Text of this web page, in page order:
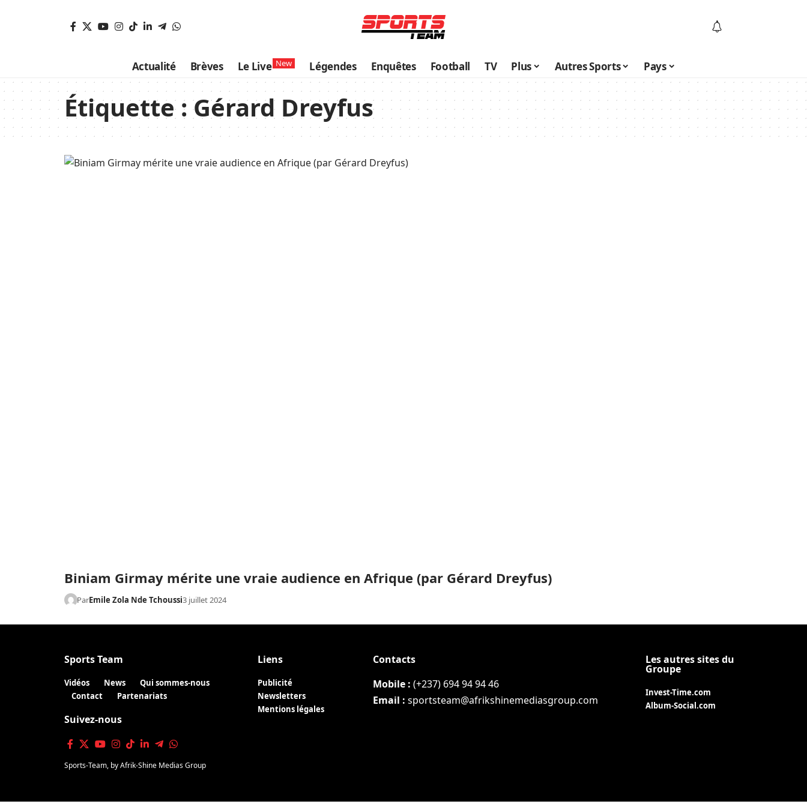
Actualité Brèves Le Live New Légendes Enquêtes Football TV Plus Autres Sports Pays
Étiquette :Gérard Dreyfus
Biniam Girmay mérite une vraie audience en Afrique (par Gérard Dreyfus)
ParEmile Zola Nde Tchoussi3 juillet 2024
Sports Team
Vidéos News
Qui sommes-nous
Contact
Partenariats
Suivez-nous
Sports-Team, byAfrik-Shine Medias Group
Liens
Publicité
Newsletters
Mentions légales
Contacts
Mobile : (+237) 694 94 94 46
Email : sportsteam@afrikshinemediasgroup.com
Les autres sites du
Groupe
Invest-Time.com
Album-Social.com